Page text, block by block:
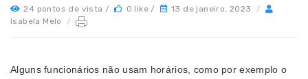
24 pontos de vista / 0 like / 13 de janeiro, 2023
/
Isabela Melo
/
Alguns funcionários não usam horários, como por exemplo o